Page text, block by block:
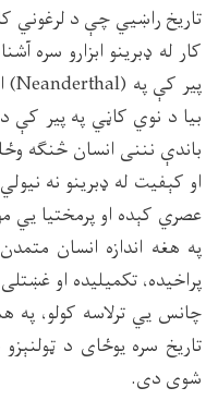
تاريخ راښيي چې د لرغوني
كار له ډبرينو ابزارو سره
پير كې په (Neanderthal
)
بيا د نوي كاڼي په پير كې
باندې نننى انسان څنګه
او كېفيت له ډبرينو نه نيولي
عصري كېده او پرمختيا يي
په هغه اندازه انسان
پراخيده، تكميليده او
چانس يي ترلاسه كولو،
تاريخ سره يوځاى د
شوى دى.